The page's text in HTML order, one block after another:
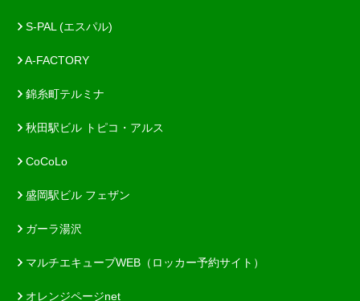
S-PAL (エスパル)
A-FACTORY
錦糸町テルミナ
秋田駅ビル トピコ・アルス
CoCoLo
盛岡駅ビル フェザン
ガーラ湯沢
マルチエキューブWEB（ロッカー予約サイト）
オレンジページnet